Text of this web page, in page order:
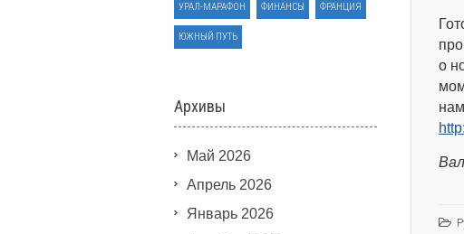
о
УРАЛ-МАРАФОН ФИНАНСЫ ФРАНЦИЯ
ЮЖНЫЙ ПУТЬ
Архивы
Май 2026
Апрель 2026
Январь 2026